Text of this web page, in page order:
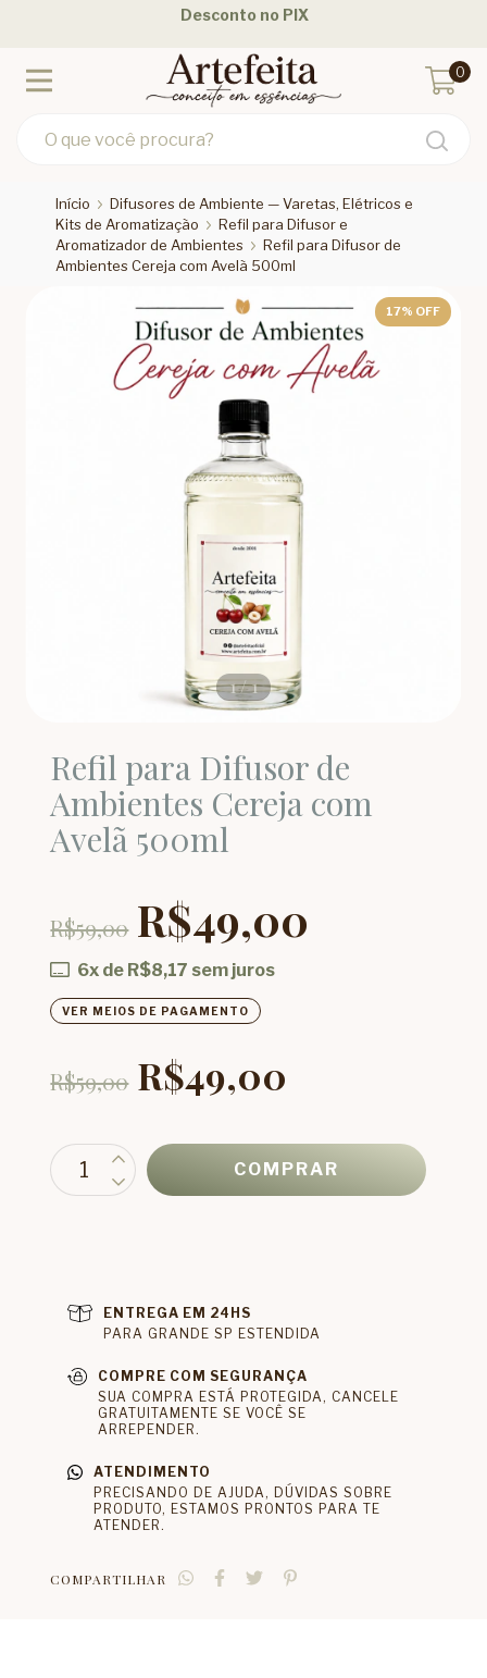
Desconto no PIX
0
Início
Difusores de Ambiente — Varetas, Elétricos e
Kits de Aromatização
Refil para Difusor e
Aromatizador de Ambientes
Refil para Difusor de
Ambientes Cereja com Avelã 500ml
17% OFF
1/1
Refil para Difusor de
Ambientes Cereja com
Avelã 500ml
R$59,00 R$49,00
6x de R$8,17 sem juros
VER MEIOS DE PAGAMENTO
R$59,00 R$49,00
ENTREGA EM 24HS
PARA GRANDE SP ESTENDIDA
COMPRE COM SEGURANÇA
SUA COMPRA ESTÁ PROTEGIDA, CANCELE
GRATUITAMENTE SE VOCÊ SE
ARREPENDER.
ATENDIMENTO
PRECISANDO DE AJUDA, DÚVIDAS SOBRE
PRODUTO, ESTAMOS PRONTOS PARA TE
ATENDER.
COMPARTILHAR